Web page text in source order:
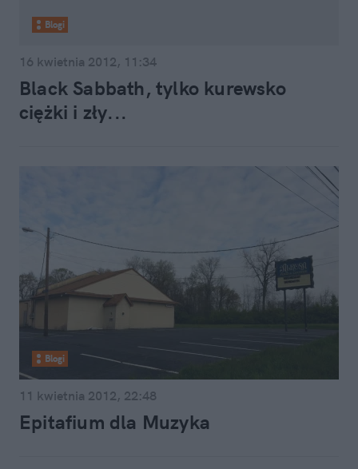
Blogi
16 kwietnia 2012, 11:34
Black Sabbath, tylko kurewsko
ciężki i zły...
Blogi
11 kwietnia 2012, 22:48
Epitafium dla Muzyka